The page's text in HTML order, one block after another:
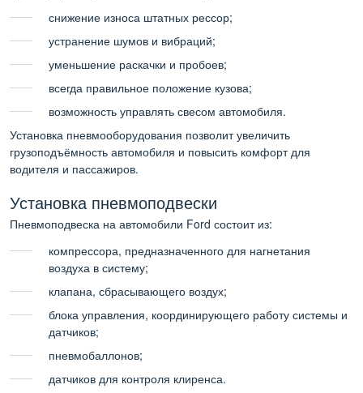
снижение износа штатных рессор;
устранение шумов и вибраций;
уменьшение раскачки и пробоев;
всегда правильное положение кузова;
возможность управлять свесом автомобиля.
Установка пневмооборудования позволит увеличить
грузоподъёмность автомобиля и повысить комфорт для
водителя и пассажиров.
Установка пневмоподвески
Пневмоподвеска на автомобили Ford состоит из:
компрессора, предназначенного для нагнетания
воздуха в систему;
клапана, сбрасывающего воздух;
блока управления, координирующего работу системы и
датчиков;
пневмобаллонов;
датчиков для контроля клиренса.